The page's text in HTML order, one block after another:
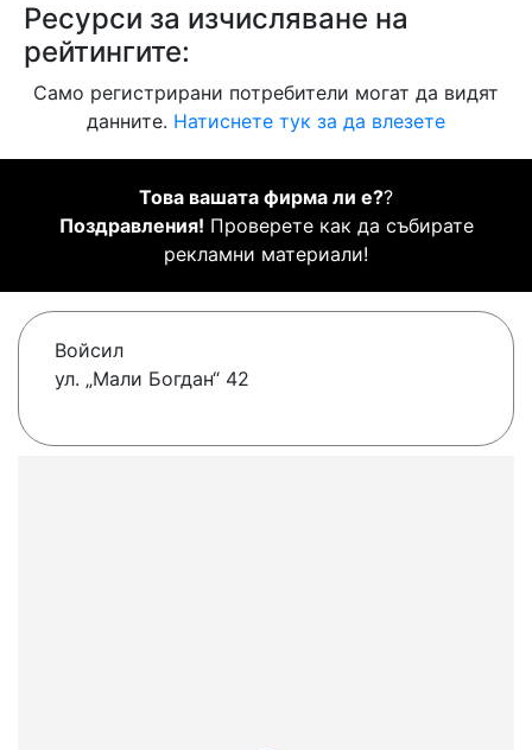
Ресурси за изчисляване на
рейтингите:
Само регистрирани потребители могат да видят
данните. Натиснете тук за да влезете
Това вашата фирма ли е??
Поздравления! Проверете как да събирате
рекламни материали!
Войсил
ул. „Мали Богдан“ 42